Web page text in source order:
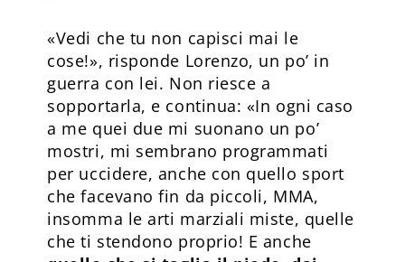
«Vedi che tu non capisci mai le
cose!», risponde Lorenzo, un po’ in
guerra con lei. Non riesce a
sopportarla, e continua: «In ogni caso
a me quei due mi suonano un po’
mostri, mi sembrano programmati
per uccidere, anche con quello sport
che facevano fin da piccoli, MMA,
insomma le arti marziali miste, quelle
che ti stendono proprio! E anche